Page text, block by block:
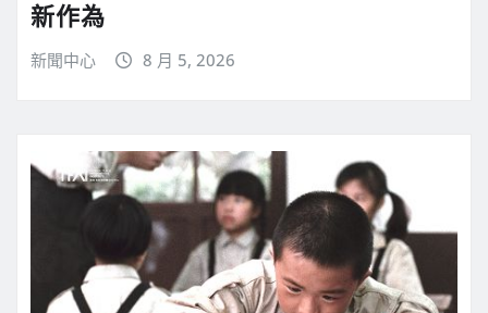
新作為
新聞中心 8 月 5, 2026